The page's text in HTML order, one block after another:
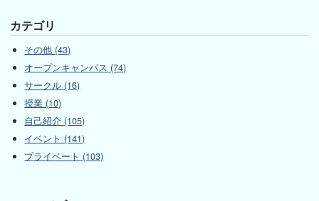
カテゴリ
その他 (43)
オープンキャンパス (74)
サークル (16)
授業 (10)
自己紹介 (105)
イベント (141)
プライベート (103)